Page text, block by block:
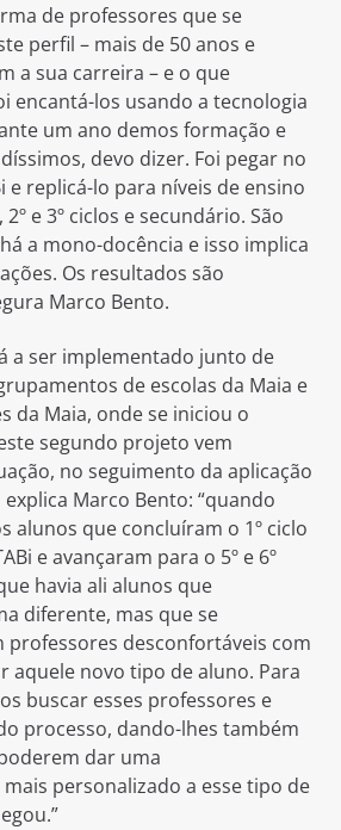
de professores que se
perfil – mais de 50 anos e
a sua carreira – e o que
encantá-los usando a tecnologia
um ano demos formação e
devo dizer. Foi pegar no
e replicá-lo para níveis de ensino
e 3º ciclos e secundário. São
a mono-docência e isso implica
Os resultados são
Marco Bento.
a ser implementado junto de
de escolas da Maia e
da Maia, onde se iniciou o
este segundo projeto vem
no seguimento da aplicação
Marco Bento: “quando
alunos que concluíram o 1º ciclo
e avançaram para o 5º e 6º
havia ali alunos que
diferente, mas que se
professores desconfortáveis com
aquele novo tipo de aluno. Para
buscar esses professores e
processo, dando-lhes também
dar uma
personalizado a esse tipo de